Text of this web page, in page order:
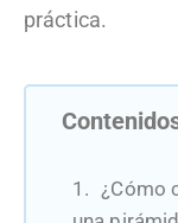
práctica.
¿Cómo